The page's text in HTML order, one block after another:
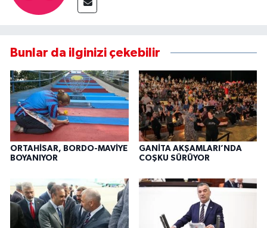
Bunlar da ilginizi çekebilir
ORTAHİSAR, BORDO-MAVİYE
BOYANIYOR
GANİTA AKŞAMLARI’NDA
COŞKU SÜRÜYOR